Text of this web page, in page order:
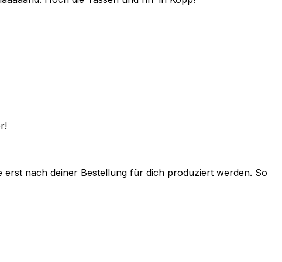
erst nach deiner Bestellung für dich produziert werden. So